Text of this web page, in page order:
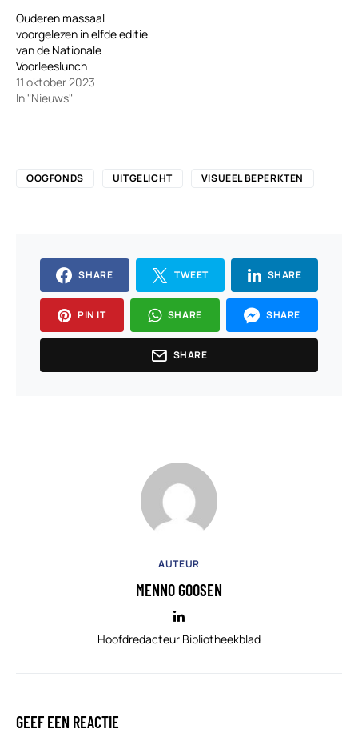
Ouderen massaal
voorgelezen in elfde editie
van de Nationale
Voorleeslunch
11 oktober 2023
In "Nieuws"
OOGFONDS UITGELICHT VISUEEL BEPERKTEN
SHARE TWEET SHARE
PIN IT SHARE SHARE
SHARE
AUTEUR
MENNO GOOSEN
Hoofdredacteur Bibliotheekblad
GEEF EEN REACTIE